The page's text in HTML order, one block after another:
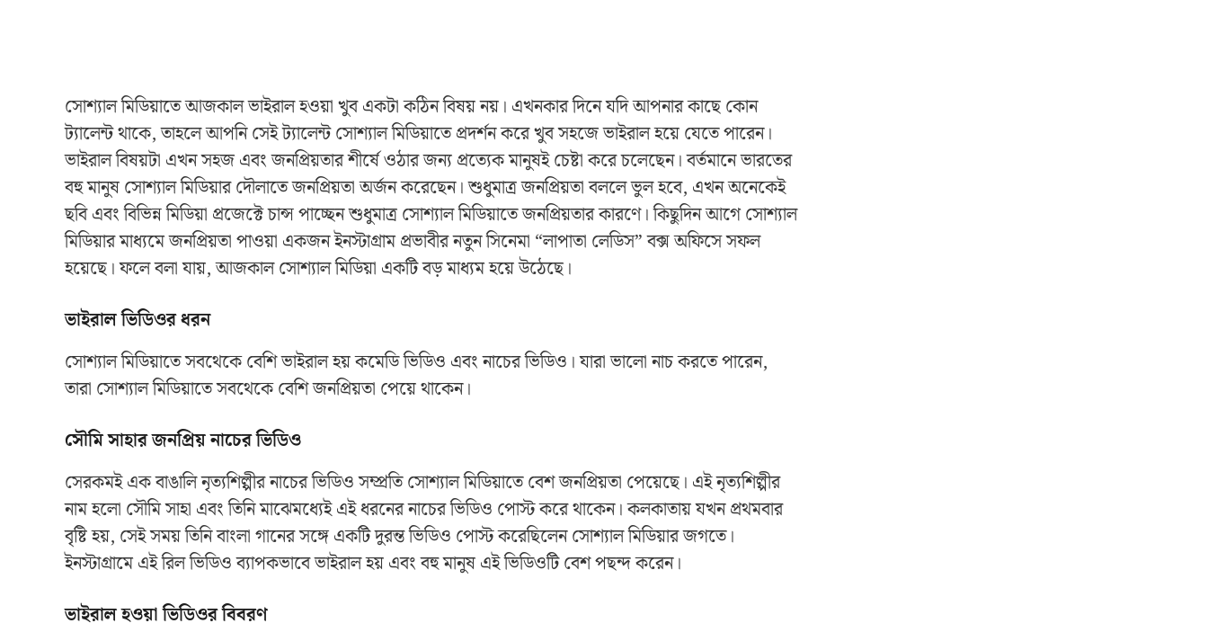
সোশ্যাল মিডিয়াতে আজকাল ভাইরাল হওয়া খুব একটা কঠিন বিষয় নয়। এখনকার দিনে যদি আপনার কাছে কোন
ট্যালেন্ট থাকে, তাহলে আপনি সেই ট্যালেন্ট সোশ্যাল মিডিয়াতে প্রদর্শন করে খুব সহজে ভাইরাল হয়ে যেতে পারেন।
ভাইরাল বিষয়টা এখন সহজ এবং জনপ্রিয়তার শীর্ষে ওঠার জন্য প্রত্যেক মানুষই চেষ্টা করে চলেছেন। বর্তমানে ভারতের
বহু মানুষ সোশ্যাল মিডিয়ার দৌলাতে জনপ্রিয়তা অর্জন করেছেন। শুধুমাত্র জনপ্রিয়তা বললে ভুল হবে, এখন অনেকেই
ছবি এবং বিভিন্ন মিডিয়া প্রজেক্টে চান্স পাচ্ছেন শুধুমাত্র সোশ্যাল মিডিয়াতে জনপ্রিয়তার কারণে। কিছুদিন আগে সোশ্যাল
মিডিয়ার মাধ্যমে জনপ্রিয়তা পাওয়া একজন ইনস্টাগ্রাম প্রভাবীর নতুন সিনেমা “লাপাতা লেডিস” বক্স অফিসে সফল
হয়েছে। ফলে বলা যায়, আজকাল সোশ্যাল মিডিয়া একটি বড় মাধ্যম হয়ে উঠেছে।
ভাইরাল ভিডিওর ধরন
সোশ্যাল মিডিয়াতে সবথেকে বেশি ভাইরাল হয় কমেডি ভিডিও এবং নাচের ভিডিও। যারা ভালো নাচ করতে পারেন,
তারা সোশ্যাল মিডিয়াতে সবথেকে বেশি জনপ্রিয়তা পেয়ে থাকেন।
সৌমি সাহার জনপ্রিয় নাচের ভিডিও
সেরকমই এক বাঙালি নৃত্যশিল্পীর নাচের ভিডিও সম্প্রতি সোশ্যাল মিডিয়াতে বেশ জনপ্রিয়তা পেয়েছে। এই নৃত্যশিল্পীর
নাম হলো সৌমি সাহা এবং তিনি মাঝেমধ্যেই এই ধরনের নাচের ভিডিও পোস্ট করে থাকেন। কলকাতায় যখন প্রথমবার
বৃষ্টি হয়, সেই সময় তিনি বাংলা গানের সঙ্গে একটি দুরন্ত ভিডিও পোস্ট করেছিলেন সোশ্যাল মিডিয়ার জগতে।
ইনস্টাগ্রামে এই রিল ভিডিও ব্যাপকভাবে ভাইরাল হয় এবং বহু মানুষ এই ভিডিওটি বেশ পছন্দ করেন।
ভাইরাল হওয়া ভিডিওর বিবরণ